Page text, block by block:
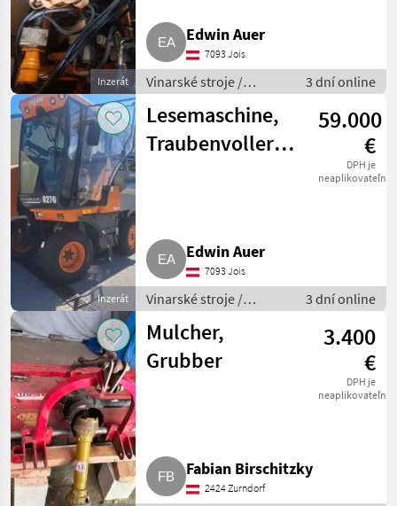
technika
Vinarske
Stroje
Ostatne Stroje
Na
Vinohradnictvo
VYBRAŤ
KATEGÓRIU
Sonstige
41
Clemens
2
Pellenc
Binger
MARKETPLACE
Marketplace
Ponuky
predajcov
Inzerát
Edwin Auer
7093 Jois
Vinarské stroje /
Ostatné stroje na
vinohradníctvo
3 dní online
Inzerát
Lesemaschine,
Traubenvollernter,
59.000
€
DPH je
neaplikovateľné
Edwin Auer
7093 Jois
Vinarské stroje /
Ostatné stroje na
vinohradníctvo
3 dní online
Mulcher,
Grubber
3.400
€
DPH je
neaplikovateľné
Fabian Birschitzky
2424 Zurndorf